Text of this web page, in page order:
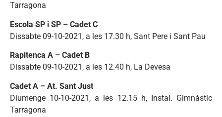
Tarragona
Escola SP i SP – Cadet C
Dissabte 09-10-2021, a les 17.30 h, Sant Pere i Sant Pau
Rapitenca A – Cadet B
Dissabte 09-10-2021, a les 12.40 h, La Devesa
Cadet A – At. Sant Just
Diumenge 10-10-2021, a les 12.15 h, Instal. Gimnàstic
Tarragona